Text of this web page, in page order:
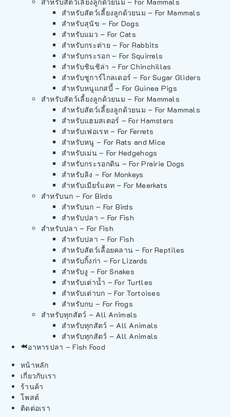
สำหรับสัตว์เลี้ยงลูกด้วยนม – For Mammals
สำหรับสุนัข – For Dogs
สำหรับแมว – For Cats
สำหรับกระต่าย – For Rabbits
สำหรับกระรอก – For Squirrels
สำหรับชินชิล่า – For Chinchillas
สำหรับชูการ์ไกลเดอร์ – For Sugar Gliders
สำหรับหนูแกสบี้ – For Guinea Pigs
สำหรับสัตว์เลี้ยงลูกด้วยนม – For Mammals
สำหรับสัตว์เลี้ยงลูกด้วยนม – For Mammals
สำหรับแฮมสเตอร์ – For Hamsters
สำหรับเฟอเรท – For Ferrets
สำหรับหนู – For Rats and Mice
สำหรับเม่น – For Hedgehogs
สำหรับกระรอกดิน – For Prairie Dogs
สำหรับลิง – For Monkeys
สำหรับเมียร์แคท – For Meerkats
สำหรับนก – For Birds
สำหรับนก – For Birds
สำหรับปลา – For Fish
สำหรับปลา – For Fish
สำหรับปลา – For Fish
สำหรับสัตว์เลื้อยคลาน – For Reptiles
สำหรับกิ้งก่า – For Lizards
สำหรับงู – For Snakes
สำหรับเต่าน้ำ – For Turtles
สำหรับเต่าบก – For Tortoises
สำหรับกบ – For Frogs
สำหรับทุกสัตว์ – All Animals
สำหรับทุกสัตว์ – All Animals
สำหรับทุกสัตว์ – All Animals
อาหารปลา – Fish Food
หน้าหลัก
เกี่ยวกับเรา
ร้านค้า
โพสต์
ติดต่อเรา